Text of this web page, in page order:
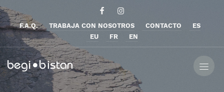
F.A.Q. TRABAJA CON NOSOTROS CONTACTO
ES
EU
FR EN